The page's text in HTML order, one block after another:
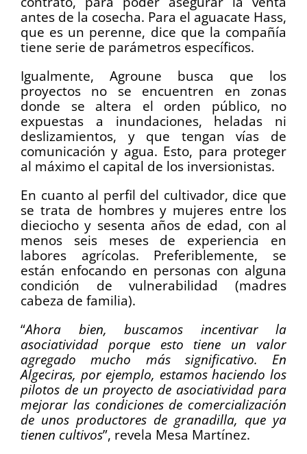
antes de la cosecha. Para el aguacate Hass,
que es un perenne, dice que la compañía
tiene serie de parámetros específicos.
Igualmente, Agroune busca que los
proyectos no se encuentren en zonas
donde se altera el orden público, no
expuestas a inundaciones, heladas ni
deslizamientos, y que tengan vías de
comunicación y agua. Esto, para proteger
al máximo el capital de los inversionistas.
En cuanto al perfil del cultivador, dice que
se trata de hombres y mujeres entre los
dieciocho y sesenta años de edad, con al
menos seis meses de experiencia en
labores agrícolas. Preferiblemente, se
están enfocando en personas con alguna
condición de vulnerabilidad (madres
cabeza de familia).
“Ahora bien, buscamos incentivar la
asociatividad porque esto tiene un valor
agregado mucho más significativo. En
Algeciras, por ejemplo, estamos haciendo los
pilotos de un proyecto de asociatividad para
mejorar las condiciones de comercialización
de unos productores de granadilla, que ya
tienen cultivos”, revela Mesa Martínez.